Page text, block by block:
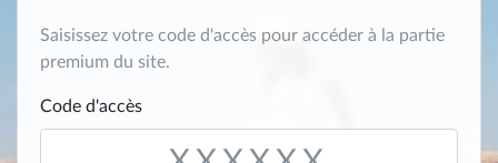
Saisissez votre code d'accès pour accéder à la partie
premium du site.
Code d'accès